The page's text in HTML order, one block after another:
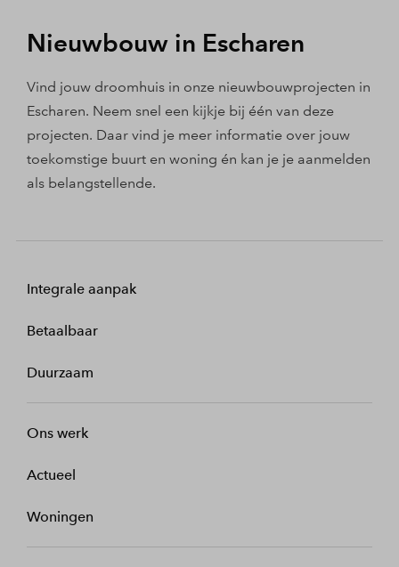
Nieuwbouw in Escharen
Vind jouw droomhuis in onze nieuwbouwprojecten in
Escharen. Neem snel een kijkje bij één van deze
projecten. Daar vind je meer informatie over jouw
toekomstige buurt en woning én kan je je aanmelden
als belangstellende.
Integrale aanpak
Betaalbaar
Duurzaam
Ons werk
Actueel
Woningen